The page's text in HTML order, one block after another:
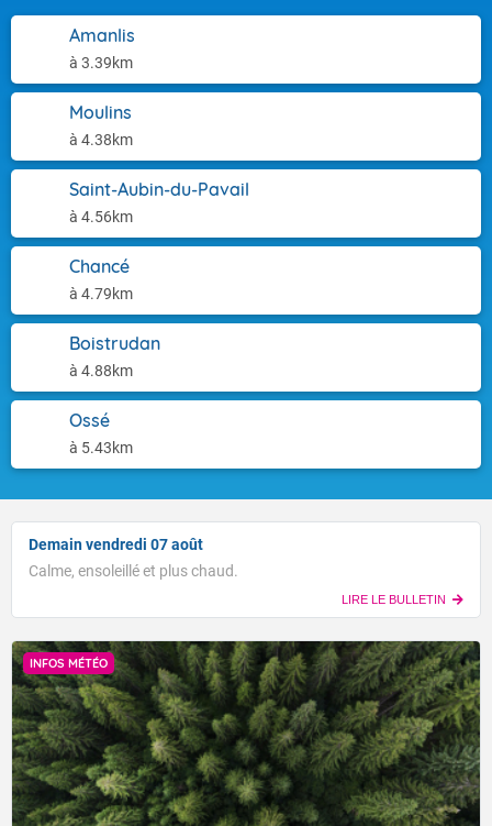
Amanlis
à 3.39km
Moulins
à 4.38km
Saint-Aubin-du-Pavail
à 4.56km
Chancé
à 4.79km
Boistrudan
à 4.88km
Ossé
à 5.43km
Demain vendredi 07 août
Calme, ensoleillé et plus chaud.
LIRE LE BULLETIN
INFOS MÉTÉO